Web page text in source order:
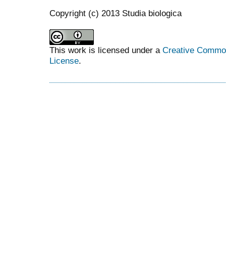
Copyright (c) 2013 Studia biologica
This work is licensed under a Creative
License.